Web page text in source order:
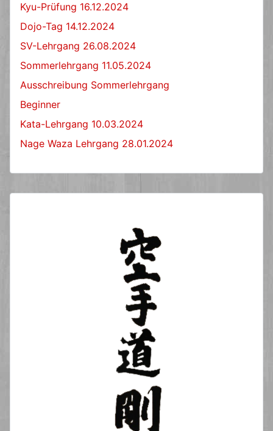
Kyu-Prüfung 16.12.2024
Dojo-Tag 14.12.2024
SV-Lehrgang 26.08.2024
Sommerlehrgang 11.05.2024
Ausschreibung Sommerlehrgang
Beginner
Kata-Lehrgang 10.03.2024
Nage Waza Lehrgang 28.01.2024